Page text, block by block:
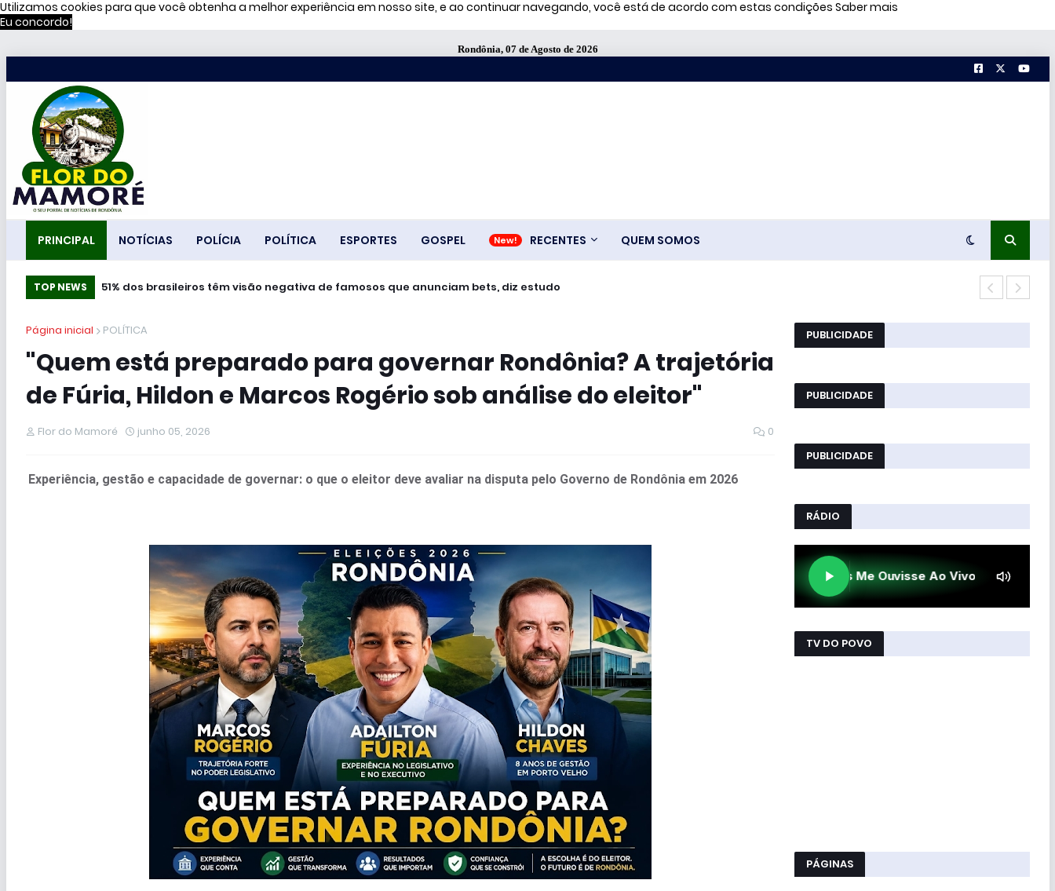
Utilizamos cookies para que você obtenha a melhor experiência em nosso site, e ao continuar navegando, você está de acordo com estas condições Saber mais
Eu concordo!
Rondônia, 07 de Agosto de 2026
PRINCIPAL NOTÍCIAS POLÍCIA POLÍTICA ESPORTES GOSPEL RECENTES QUEM SOMOS
TOP NEWS 51% dos brasileiros têm visão negativa de famosos que anunciam bets, diz estudo
Página inicial POLÍTICA
"Quem está preparado para governar Rondônia? A trajetória
de Fúria, Hildon e Marcos Rogério sob análise do eleitor"
Flor do Mamoré junho 05, 2026 0
Experiência, gestão e capacidade de governar: o que o eleitor deve avaliar na disputa pelo Governo de Rondônia em 2026
PUBLICIDADE
PUBLICIDADE
PUBLICIDADE
RÁDIO
TV DO POVO
PÁGINAS